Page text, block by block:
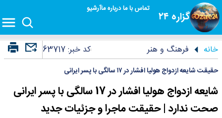
گزاره ۲۴
تماس با مادرباره ماآرشیو
خانه فرهنگ و هنر کد خبر:63717
حقیقت شایعه ازدواج هولیا افشار در ۱۷ سالگی با پسر ایرانی
شایعه ازدواج هولیا افشار در 17 سالگی با پسر ایرانی
صحت ندارد | حقیقت ماجرا و جزئیات جدید